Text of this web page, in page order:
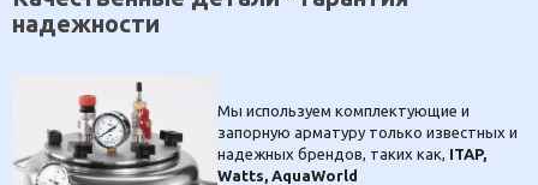
надежности
Мы используем комплектующие и
запорную арматуру только известных и
надежных брендов, таких как, ITAP,
Watts, AquaWorld